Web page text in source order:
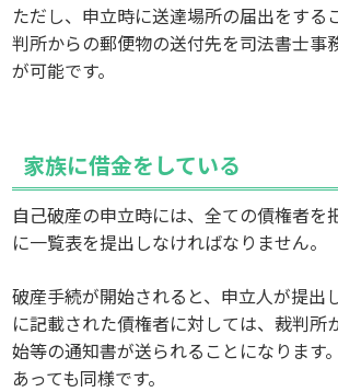
ただし、申立時に送達場所の届出をする
判所からの郵便物の送付先を司法書士事
が可能です。
家族に借金をしている
自己破産の申立時には、全ての債権者を
に一覧表を提出しなければなりません。
破産手続が開始されると、申立人が提出
に記載された債権者に対しては、裁判所
始等の通知書が送られることになります
あっても同様です。